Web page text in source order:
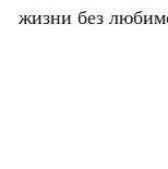
жизни без